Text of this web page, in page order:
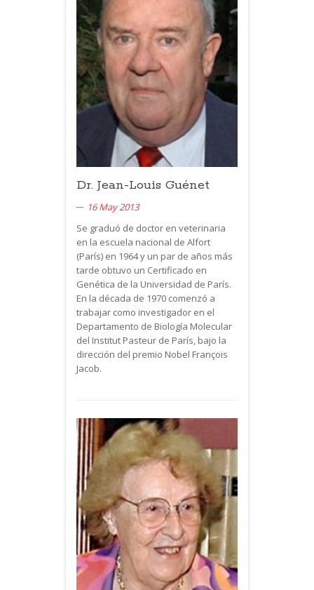
Dr. Jean-Louis Guénet
16 May 2013
Se graduó de doctor en veterinaria
en la escuela nacional de Alfort
(París) en 1964 y un par de años más
tarde obtuvo un Certificado en
Genética de la Universidad de París.
En la década de 1970 comenzó a
trabajar como investigador en el
Departamento de Biología Molecular
del Institut Pasteur de París, bajo la
dirección del premio Nobel François
Jacob.